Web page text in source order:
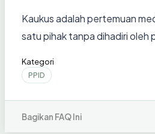
Kaukus adalah pertemuan
satu pihak tanpa dihadiri oleh
Kategori
PPID
Bagikan FAQ Ini